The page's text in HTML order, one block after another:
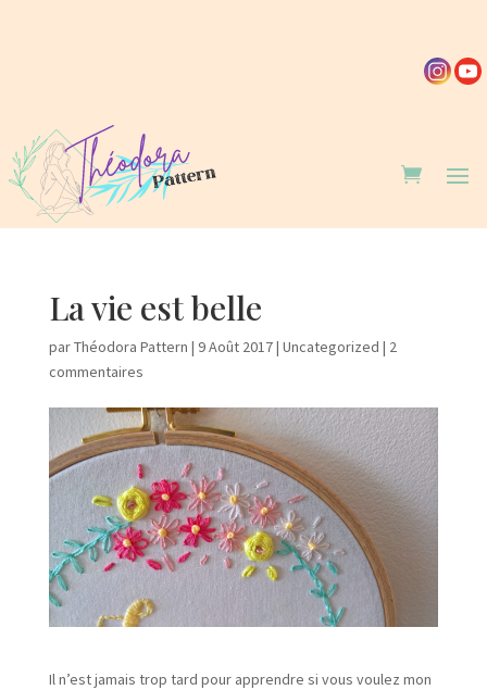
La vie est belle
parThéodora Pattern | 9 Août 2017| Uncategorized | 2
commentaires
Il n’est jamais trop tard pour apprendre si vous voulez mon